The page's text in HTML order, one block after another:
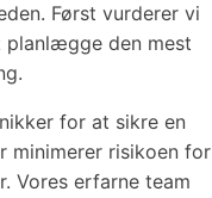
Først vurderer vi
den mest
for at sikre en
risikoen for
Vores erfarne team